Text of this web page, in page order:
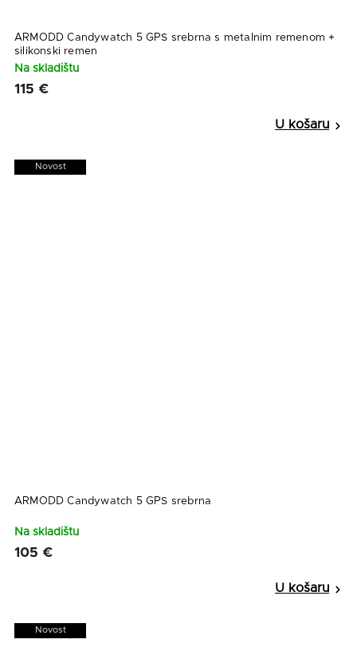
ARMODD Candywatch 5 GPS srebrna s metalnim remenom +
silikonski remen
Na skladištu
115 €
Novost
ARMODD Candywatch 5 GPS srebrna
Na skladištu
105 €
Novost